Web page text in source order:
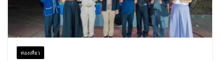
ท่องเที่ยว